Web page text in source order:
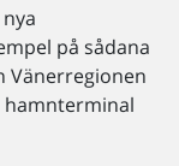
på sådana
Vänerregionen
hamnterminal